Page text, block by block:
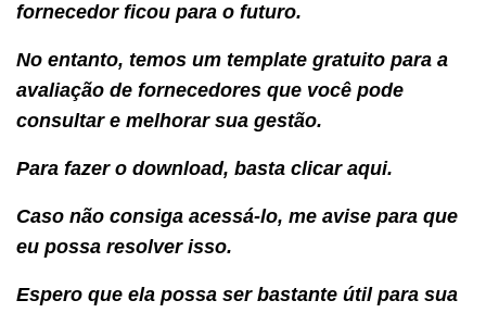
fornecedor ficou para o futuro.
No entanto, temos um template gratuito para a
avaliação de fornecedores que você pode
consultar e melhorar sua gestão.
Para fazer o download, basta clicar aqui.
Caso não consiga acessá-lo, me avise para que
eu possa resolver isso.
Espero que ela possa ser bastante útil para sua